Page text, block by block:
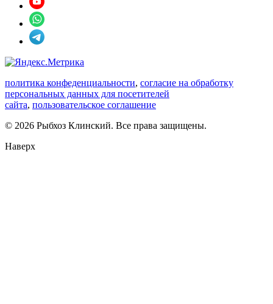
политика конфеденциальности, согласие на обработку
персональных данных для посетителей
сайта, пользовательское соглашение
© 2026 Рыбхоз Клинский. Все права защищены.
Наверх